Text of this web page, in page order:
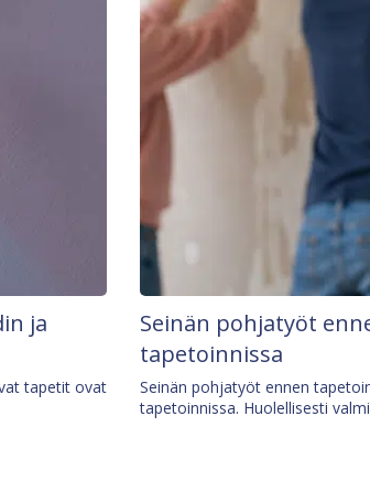
ja
tapetit ovat
Seinän pohjatyöt
tapetoinnissa
Seinän pohjatyöt ennen
tapetoinnissa. Huolellisesti